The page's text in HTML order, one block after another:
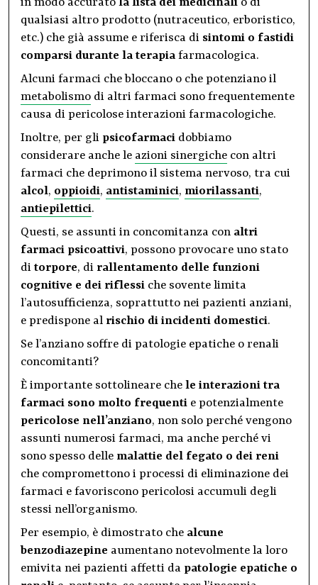
in modo accurato la lista dei medicinali o di
qualsiasi altro prodotto (nutraceutico, erboristico,
etc.) che già assume e riferisca di sintomi o fastidi
comparsi durante la terapia farmacologica.
Alcuni farmaci che bloccano o che potenziano il
metabolismo di altri farmaci sono frequentemente
causa di pericolose interazioni farmacologiche.
Inoltre, per gli psicofarmaci dobbiamo
considerare anche le azioni sinergiche con altri
farmaci che deprimono il sistema nervoso, tra cui
alcol, oppioidi, antistaminici, miorilassanti,
antiepilettici.
Questi, se assunti in concomitanza con altri
farmaci psicoattivi, possono provocare uno stato
di torpore, di rallentamento delle funzioni
cognitive e dei riflessi che sovente limita
l’autosufficienza, soprattutto nei pazienti anziani,
e predispone al rischio di incidenti domestici.
Se l’anziano soffre di patologie epatiche o renali
concomitanti?
È importante sottolineare che le interazioni tra
farmaci sono molto frequenti e potenzialmente
pericolose nell’anziano, non solo perché vengono
assunti numerosi farmaci, ma anche perché vi
sono spesso delle malattie del fegato o dei reni
che compromettono i processi di eliminazione dei
farmaci e favoriscono pericolosi accumuli degli
stessi nell’organismo.
Per esempio, è dimostrato che alcune
benzodiazepine aumentano notevolmente la loro
emivita nei pazienti affetti da patologie epatiche o